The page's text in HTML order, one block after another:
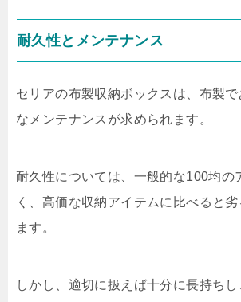
耐久性とメンテナンス
セリアの布製収納ボックスは、布製
なメンテナンスが求められます。
耐久性については、一般的な100均の
く、高価な収納アイテムに比べると劣
ます。
しかし、適切に扱えば十分に長持ち